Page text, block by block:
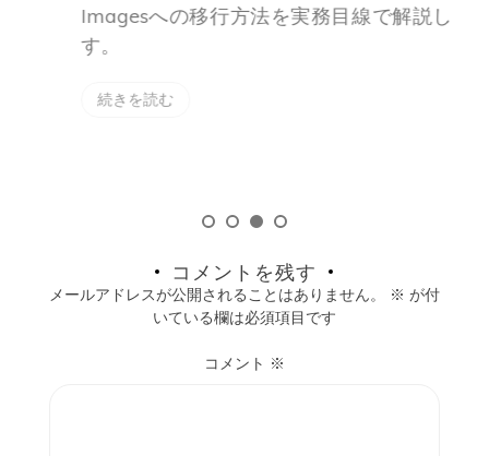
Imagesへの移行方法を実務目線で解説しま
す。
続きを読む
コメントを残す
メールアドレスが公開されることはありません。 ※ が付
いている欄は必須項目です
コメント ※